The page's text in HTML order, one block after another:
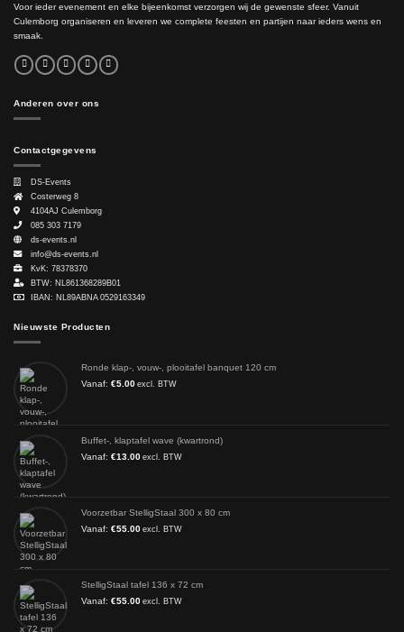
Voor ieder evenement en elke bijeenkomst verzorgen wij de gewenste sfeer. Vanuit
Culemborg organiseren en leveren we complete feesten en partijen naar ieders wens en
smaak.
Anderen over ons
Contactgegevens
DS-Events
Costerweg 8
4104AJ Culemborg
085 303 7179
ds-events.nl
info@ds-events.nl
KvK: 78378370
BTW: NL861368289B01
IBAN: NL89ABNA 0529163349
Nieuwste Producten
Ronde klap-, vouw-, plooitafel banquet 120 cm
Vanaf: €5.00 excl. BTW
Buffet-, klaptafel wave (kwartrond)
Vanaf: €13.00 excl. BTW
Voorzetbar StelligStaal 300 x 80 cm
Vanaf: €55.00 excl. BTW
StelligStaal tafel 136 x 72 cm
Vanaf: €55.00 excl. BTW